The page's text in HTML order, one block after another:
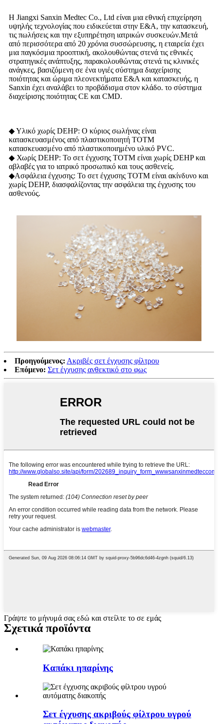
Η Jiangxi Sanxin Medtec Co., Ltd είναι μια εθνική επιχείρηση
υψηλής τεχνολογίας που ειδικεύεται στην Ε&Α, την κατασκευή,
τις πωλήσεις και την εξυπηρέτηση ιατρικών συσκευών.Μετά
από περισσότερα από 20 χρόνια συσσώρευσης, η εταιρεία έχει
μια παγκόσμια προοπτική, ακολουθώντας στενά τις εθνικές
στρατηγικές ανάπτυξης, παρακολουθώντας στενά τις κλινικές
ανάγκες, βασιζόμενη σε ένα υγιές σύστημα διαχείρισης
ποιότητας και ώριμα πλεονεκτήματα Ε&Α και κατασκευής, η
Sanxin έχει αναλάβει το προβάδισμα στον κλάδο. το σύστημα
διαχείρισης ποιότητας CE και CMD.
◆ Υλικό χωρίς DEHP: Ο κύριος σωλήνας είναι
κατασκευασμένος από πλαστικοποιητή TOTM
κατασκευασμένο από πλαστικοποιημένο υλικό PVC.
◆ Χωρίς DEHP: Το σετ έγχυσης TOTM είναι χωρίς DEHP και
αβλαβές για το ιατρικό προσωπικό και τους ασθενείς.
◆Ασφάλεια έγχυσης: Το σετ έγχυσης TOTM είναι ακίνδυνο και
χωρίς DEHP, διασφαλίζοντας την ασφάλεια της έγχυσης του
ασθενούς.
Προηγούμενος: Ακριβές σετ έγχυσης φίλτρου
Επόμενο: Σετ έγχυσης ανθεκτικό στο φως
Γράψτε το μήνυμά σας εδώ και στείλτε το σε εμάς
Σχετικά προϊόντα
Καπάκι ηπαρίνης
Σετ έγχυσης ακριβούς φίλτρου υγρού